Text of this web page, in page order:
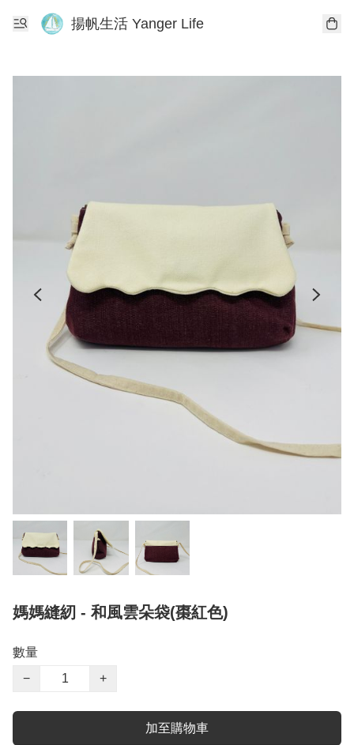
揚帆生活 Yanger Life
媽媽縫紉 - 和風雲朵袋(棗紅色)
數量
−
+
加至購物車